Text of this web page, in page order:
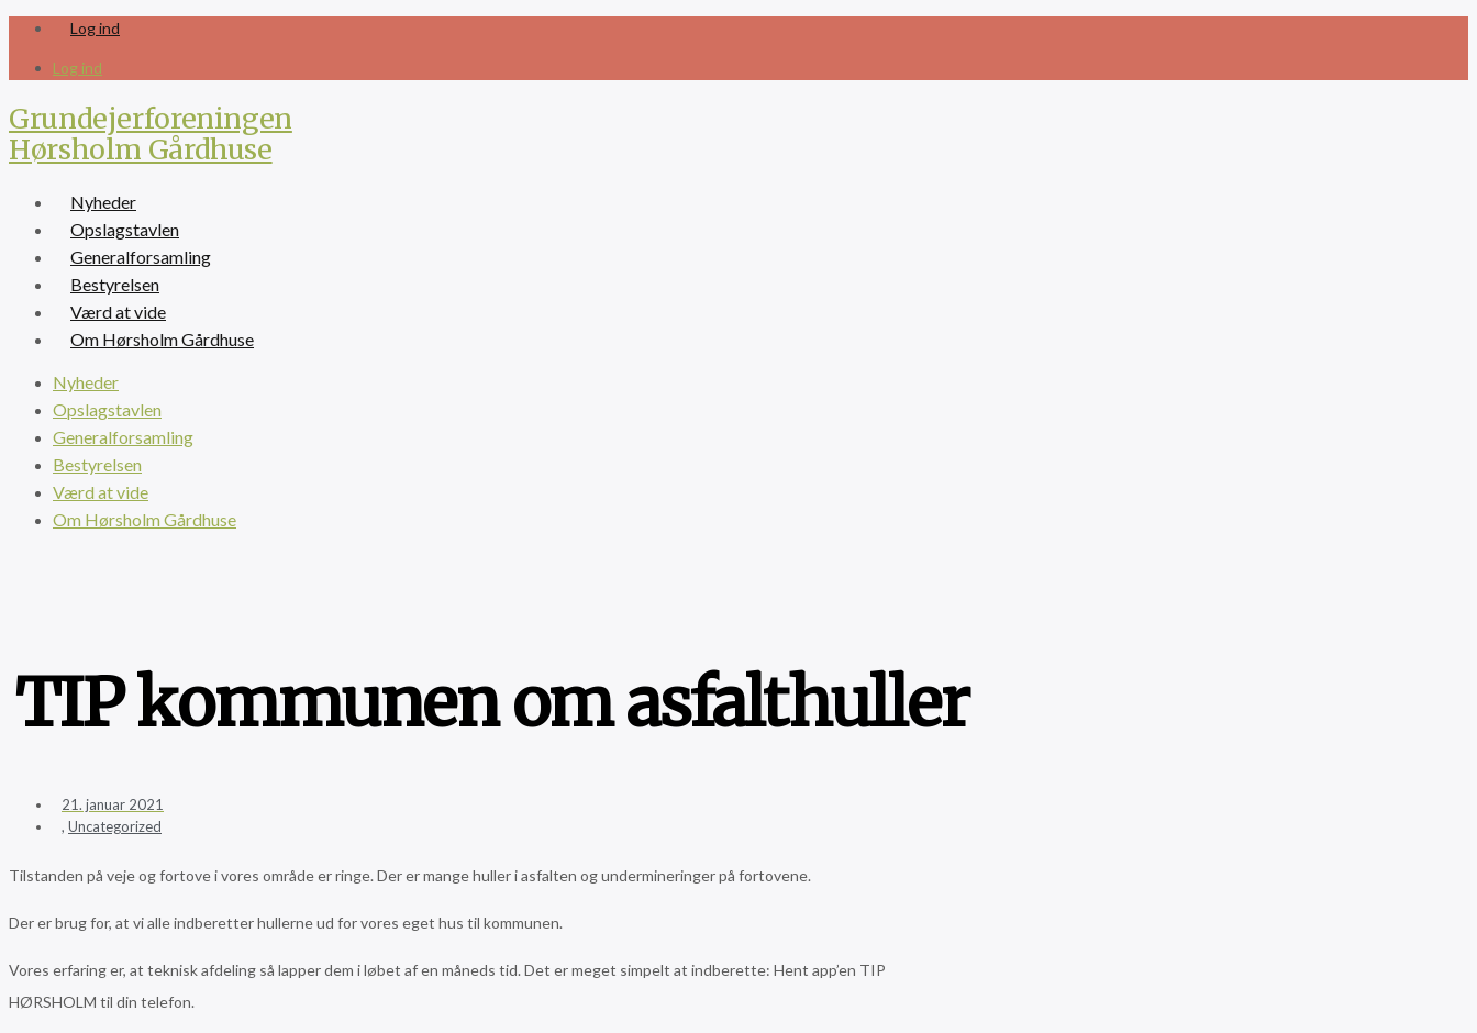
Skip
content
Log ind
Log ind
Grundejerforeningen
Hørsholm Gårdhuse
Nyheder
Opslagstavlen
Generalforsamling
Bestyrelsen
Værd at vide
Om Hørsholm Gårdhuse
Nyheder
Opslagstavlen
Generalforsamling
Bestyrelsen
Værd at vide
Om Hørsholm Gårdhuse
TIP kommunen om asfalthuller
21. januar 2021
, Uncategorized
Tilstanden på veje og fortove i vores område er ringe. Der er mange huller i asfalten og undermineringer på fortovene.
Der er brug for, at vi alle indberetter hullerne ud for vores eget hus til kommunen.
Vores erfaring er, at teknisk afdeling så lapper dem i løbet af en måneds tid. Det er meget simpelt at indberette: Hent app’en TIP
HØRSHOLM til din telefon.